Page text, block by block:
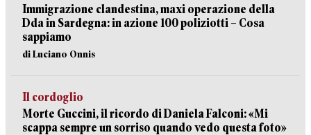
Immigrazione clandestina, maxi operazione della
Dda in Sardegna: in azione 100 poliziotti – Cosa
sappiamo
di Luciano Onnis
Il cordoglio
Morte Guccini, il ricordo di Daniela Falconi: «Mi
scappa sempre un sorriso quando vedo questa foto»